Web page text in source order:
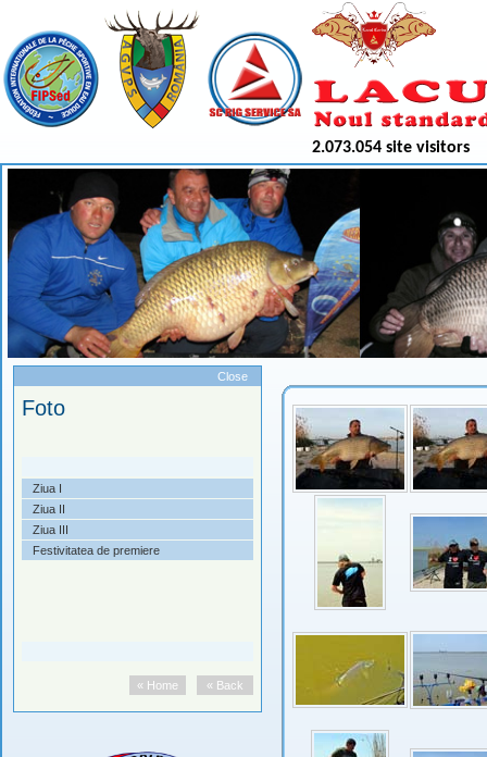
2.073.054 site visitors
Close
Foto
Ziua I
Ziua II
Ziua III
Festivitatea de premiere
« Back
« Home